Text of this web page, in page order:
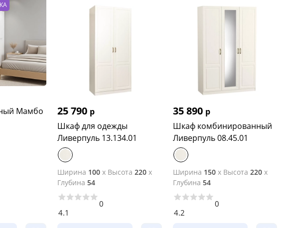
Мамбо
25 790 р
Шкаф для одежды
Ливерпуль 13.134.01
Ширина 100 x Высота 220 x
Глубина 54
4.1
0
35 890 р
Шкаф комбинированный
Ливерпуль 08.45.01
Ширина 150x Высота 220x
Глубина 54
4.2
0